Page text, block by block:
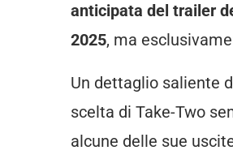
anticipata del trailer
2025, ma
Un dettaglio saliente
scelta di Take-Two
alcune delle sue